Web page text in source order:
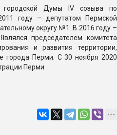
Думы IV созыва по
году – депутатом Пермской
округу №1. В 2016 году –
председателем комитета
и развития территории,
города Перми. С 30 ноября 2020
Перми.